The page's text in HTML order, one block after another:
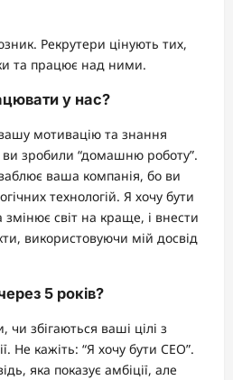
Рекрутери цінують тих,
та працює над ними.
у нас?
мотивацію та знання
ви зробили “домашню роботу”.
ваша компанія, бо ви
технологій. Я хочу бути
світ на краще, і внести
використовуючи мій досвід
5 років?
чи збігаються ваші цілі з
Не кажіть: “Я хочу бути CEO”.
яка показує амбіції, але